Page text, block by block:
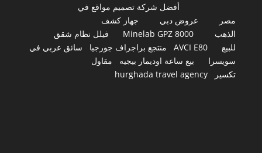
أفضل شركة تصميم مواقع في
مصر
عروض دبي
جهاز كشف
الذهب
Minelab GPZ 8000
فيلل نظام شقق
للبيع
AVCI E80 منتجع براجراف جورجيا
سائق عربي في
سويسرا
بيع ساعة اوديمار بيجيه
مقاول
تكسير
hurghada travel agency